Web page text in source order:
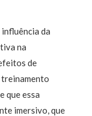
da
na
de
treinamento
que essa
imersivo, que